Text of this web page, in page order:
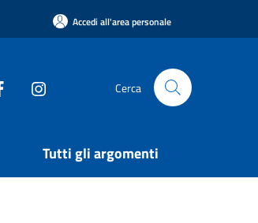
Accedi all'area personale
Cerca
Tutti gli argomenti